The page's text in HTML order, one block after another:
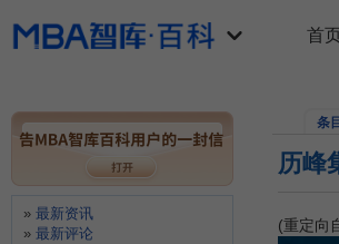
条
历峰
(重定向
首
最新资讯
最新评论